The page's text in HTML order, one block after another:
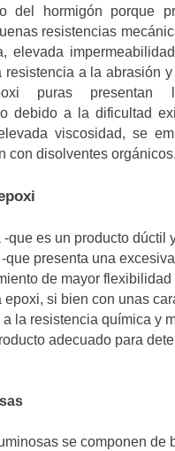
del hormigón porque
resistencias
elevada
resistencia a la abrasión
puras presentan
debido a la dificultad
viscosidad, se
con disolventes orgánicos.
-que es un producto dúctil
que presenta una
de mayor flexibilidad
si bien con unas
la resistencia química y
adecuado para
se componen de